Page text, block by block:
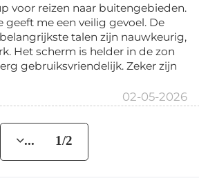
voor reizen naar buitengebieden.
geeft me een veilig gevoel. De
talen zijn nauwkeurig,
Het scherm is helder in de zon
gebruiksvriendelijk. Zeker zijn
02-05-2026
... 1/2